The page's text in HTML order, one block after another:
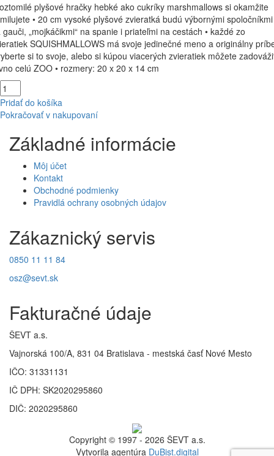
plyšové hračky hebké ako cukríky marshmallows si okamžite
• 20 cm vysoké plyšové zvieratká budú výbornými spoločníkmi
gauči, „mojkáčikmi“ na spanie i priateľmi na cestách • každé zo
SQUISHMALLOWS má svoje jedinečné meno a originálny
si to svoje, alebo si kúpou viacerých zvieratiek môžete
celú ZOO • rozmery: 20 x 20 x 14 cm
Pridať do košíka
Pokračovať v nakupovaní
Základné informácie
Môj účet
Kontakt
Obchodné podmienky
Pravidlá ochrany osobných údajov
Zákaznický servis
0850 11 11 84
osz@sevt.sk
Fakturačné údaje
ŠEVT a.s.
Vajnorská 100/A, 831 04 Bratislava - mestská časť Nové Mesto
IČO: 31331131
IČ DPH: SK2020295860
DIČ: 2020295860
Copyright © 1997 - 2026 ŠEVT a.s.
Vytvorila agentúra DuBist.digital